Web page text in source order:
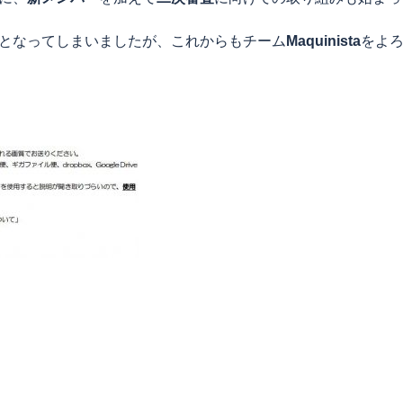
なってしまいましたが、これからもチーム Maquinistaをよ